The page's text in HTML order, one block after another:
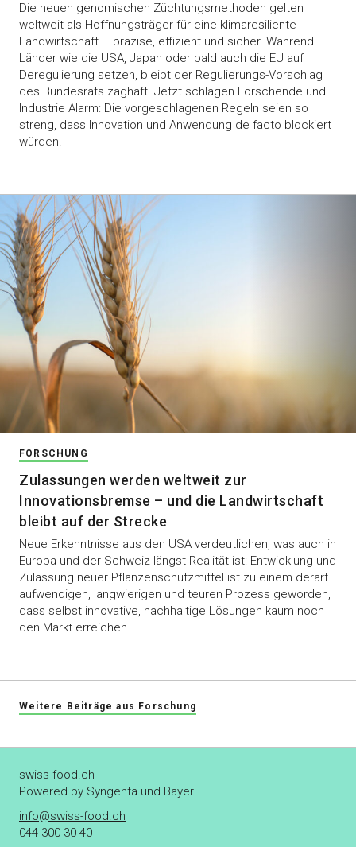
Die neuen genomischen Züchtungsmethoden gelten
weltweit als Hoffnungsträger für eine klimaresiliente
Landwirtschaft – präzise, effizient und sicher. Während
Länder wie die USA, Japan oder bald auch die EU auf
Deregulierung setzen, bleibt der Regulierungs-Vorschlag
des Bundesrats zaghaft. Jetzt schlagen Forschende und
Industrie Alarm: Die vorgeschlagenen Regeln seien so
streng, dass Innovation und Anwendung de facto blockiert
würden.
FORSCHUNG
Zulassungen werden weltweit zur
Innovationsbremse – und die Landwirtschaft
bleibt auf der Strecke
Neue Erkenntnisse aus den USA verdeutlichen, was auch in
Europa und der Schweiz längst Realität ist: Entwicklung und
Zulassung neuer Pflanzenschutzmittel ist zu einem derart
aufwendigen, langwierigen und teuren Prozess geworden,
dass selbst innovative, nachhaltige Lösungen kaum noch
den Markt erreichen.
Weitere Beiträge aus Forschung
swiss-food.ch
Powered by Syngenta und Bayer
info@swiss-food.ch
044 300 30 40